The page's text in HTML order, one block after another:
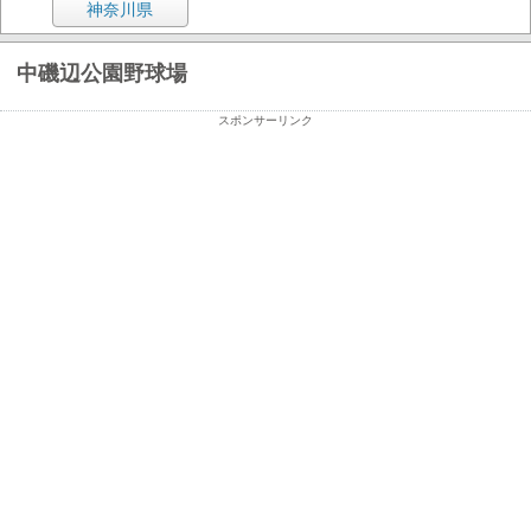
神奈川県
中磯辺公園野球場
スポンサーリンク